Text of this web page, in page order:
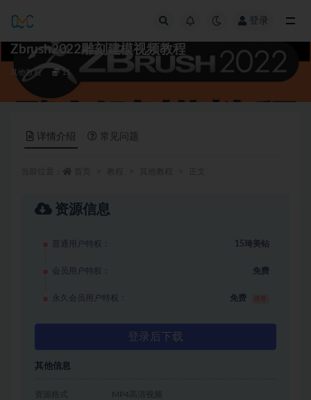
登录
Zbrush2022雕刻建模视频教程
其他教程 15
详情介绍 常见问题
资源信息
普通用户特权： 15琦美钻
会员用户特权： 免费
永久会员用户特权： 免费
登录后下载
其他信息
资源格式 MP4高清视频